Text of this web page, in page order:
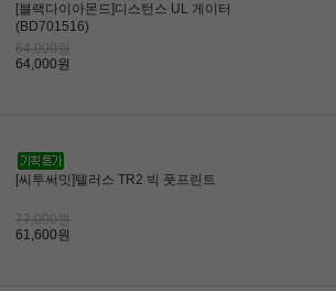
[블랙다이아몬드]디스턴스 UL 게이터
(BD701516)
64,000원
64,000원
[씨투써밋]텔러스 TR2 빅 풋프린트
77,000원
61,600원